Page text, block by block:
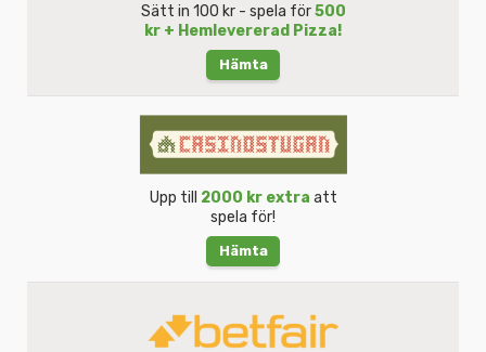
Sätt in 100 kr - spela för500
kr + Hemlevererad Pizza!
Hämta
Upp till 2000 kr extra att
spela för!
Hämta